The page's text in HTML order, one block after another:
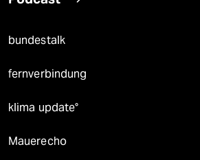
bundestalk
fernverbindung
klima update°
Mauerecho